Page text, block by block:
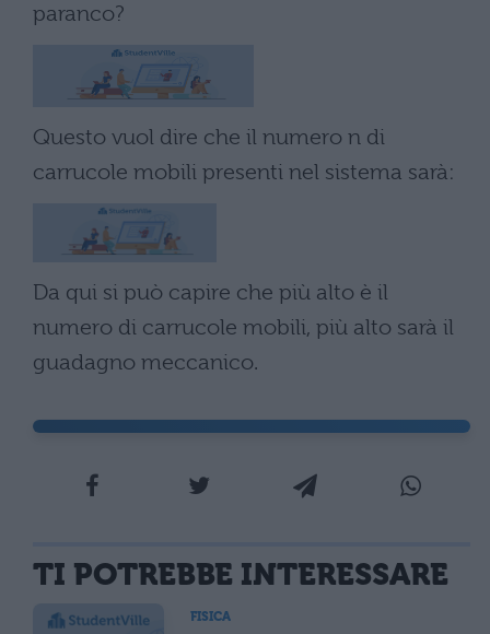
paranco?
Questo vuol dire che il numero n di
carrucole mobili presenti nel sistema sarà:
Da qui si può capire che più alto è il
numero di carrucole mobili, più alto sarà il
guadagno meccanico.
TI POTREBBE INTERESSARE
FISICA